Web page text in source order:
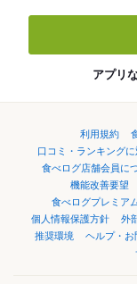
アプリ
利用規約
口コミ・ランキング
食べログ店舗会員に
機能改善要望
食べログプレミア
個人情報保護方針
外
推奨環境
ヘルプ・お